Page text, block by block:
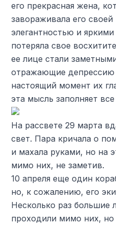
его прекрасная жена,
завораживала его своей
элегантностью и яркими
потеряла свое
ее лице стали
отражающие
настоящий момент их
эта мысль заполняет
На рассвете 29 марта
свет. Пара кричала о
и махала руками, но на
мимо них, не заметив.
10 апреля еще один
но, к сожалению, его
Несколько раз большие
проходили мимо них, но